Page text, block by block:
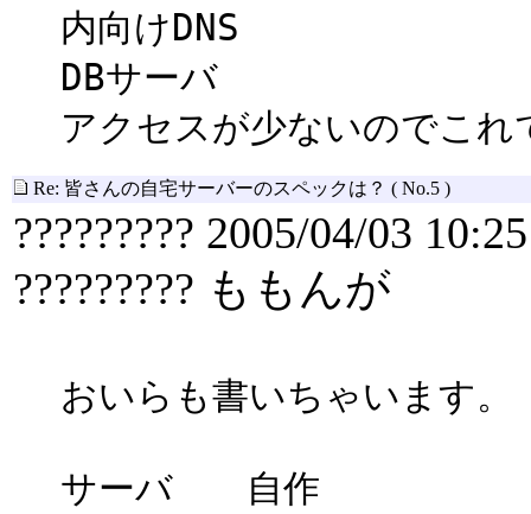
内向けDNS
DBサーバ
アクセスが少ないのでこ
Re: 皆さんの自宅サーバーのスペックは？ ( No.5 )
????????? 2005/04/03 10:25
????????? ももんが
おいらも書いちゃいます。
サーバ 自作